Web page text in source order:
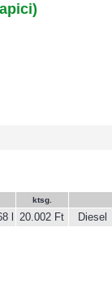
ktsg.
l 20.002 Ft Diesel